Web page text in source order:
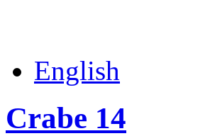
English
Crabe 14